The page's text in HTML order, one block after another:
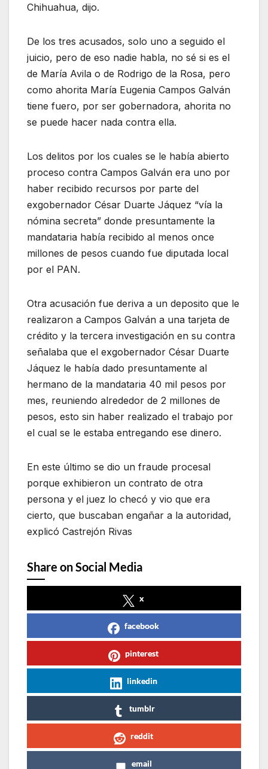
Chihuahua, dijo.
De los tres acusados, solo uno a seguido el
juicio, pero de eso nadie habla, no sé si es el
de María Avila o de Rodrigo de la Rosa, pero
como ahorita María Eugenia Campos Galván
tiene fuero, por ser gobernadora, ahorita no
se puede hacer nada contra ella.
Los delitos por los cuales se le había abierto
proceso contra Campos Galván era uno por
haber recibido recursos por parte del
exgobernador César Duarte Jáquez “vía la
nómina secreta” donde presuntamente la
mandataria había recibido al menos once
millones de pesos cuando fue diputada local
por el PAN.
Otra acusación fue deriva a un deposito que le
realizaron a Campos Galván a una tarjeta de
crédito y la tercera investigación en su contra
señalaba que el exgobernador César Duarte
Jáquez le había dado presuntamente al
hermano de la mandataria 40 mil pesos por
mes, reuniendo alrededor de 2 millones de
pesos, esto sin haber realizado el trabajo por
el cual se le estaba entregando ese dinero.
En este último se dio un fraude procesal
porque exhibieron un contrato de otra
persona y el juez lo checó y vio que era
cierto, que buscaban engañar a la autoridad,
explicó Castrejón Rivas
Share on Social Media
x
facebook
pinterest
linkedin
tumblr
reddit
email